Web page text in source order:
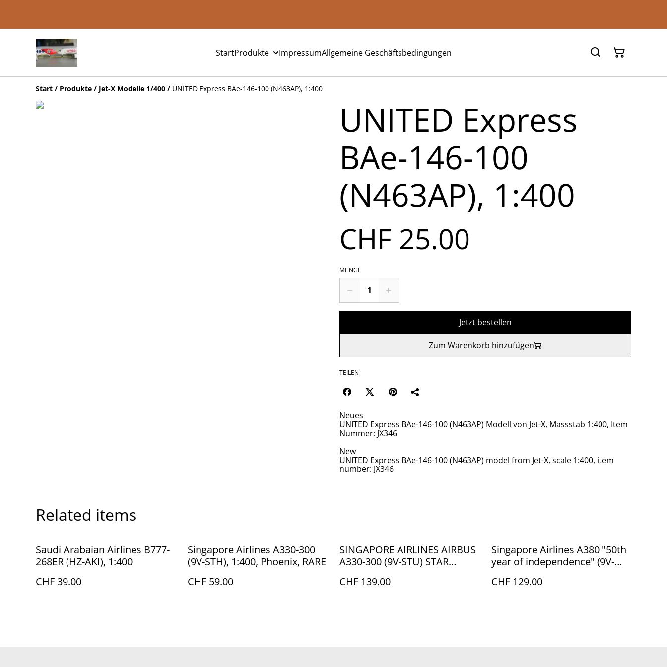
StartProdukte ImpressumAllgemeine Geschäftsbedingungen
Start / Produkte / Jet-X Modelle 1/400 / UNITED Express BAe-146-100 (N463AP), 1:400
UNITED Express
BAe-146-100
(N463AP), 1:400
CHF 25.00
MENGE
Jetzt bestellen
Zum Warenkorb hinzufügen
TEILEN
Neues
UNITED Express BAe-146-100 (N463AP) Modell von Jet-X, Massstab 1:400, Item
Nummer: JX346
New
UNITED Express BAe-146-100 (N463AP) model from Jet-X, scale 1:400, item
number: JX346
Related items
Saudi Arabaian Airlines B777-
268ER (HZ-AKI), 1:400
CHF 39.00
Singapore Airlines A330-300
(9V-STH), 1:400, Phoenix, RARE
CHF 59.00
SINGAPORE AIRLINES AIRBUS
A330-300 (9V-STU) STAR
CHF 139.00
Singapore Airlines A380 "50th
year of independence" (9V-
CHF 129.00